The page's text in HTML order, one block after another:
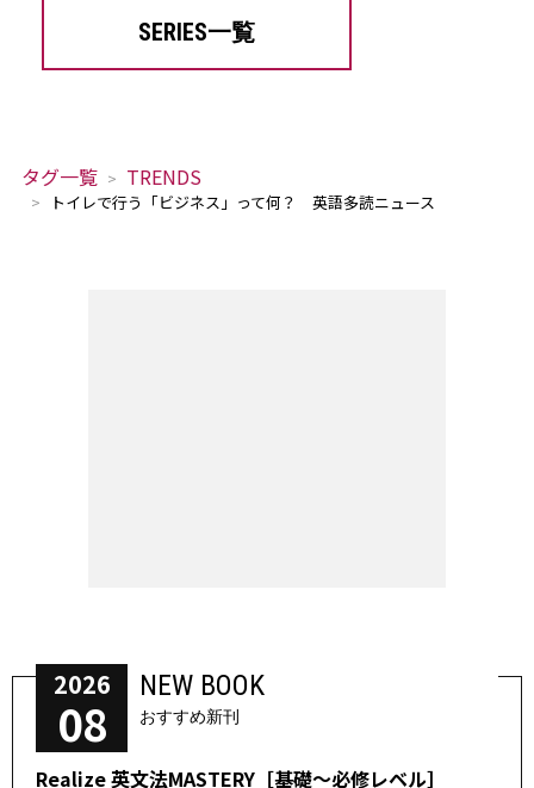
SERIES一覧
タグ一覧 TRENDS
トイレで行う「ビジネス」って何？ 英語多読ニュース
2026
08
NEW BOOK
おすすめ新刊
Realize 英文法MASTERY［基礎～必修レベル］